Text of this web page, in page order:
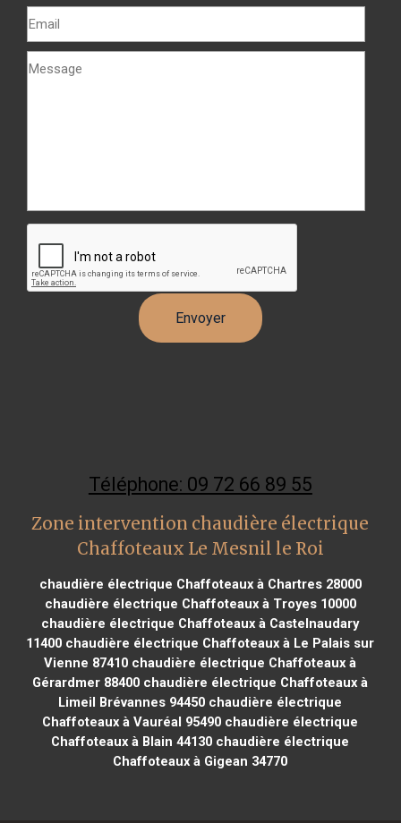
Téléphone: 09 72 66 89 55
Zone intervention chaudière électrique
Chaffoteaux Le Mesnil le Roi
chaudière électrique Chaffoteaux à Chartres 28000
chaudière électrique Chaffoteaux à Troyes 10000
chaudière électrique Chaffoteaux à Castelnaudary
11400 chaudière électrique Chaffoteaux à Le Palais sur
Vienne 87410 chaudière électrique Chaffoteaux à
Gérardmer 88400 chaudière électrique Chaffoteaux à
Limeil Brévannes 94450 chaudière électrique
Chaffoteaux à Vauréal 95490 chaudière électrique
Chaffoteaux à Blain 44130 chaudière électrique
Chaffoteaux à Gigean 34770